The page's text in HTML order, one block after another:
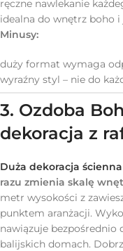
ręczne nawlekanie
idealna do wnętrz boho i
Minusy:
duży format wymaga
wyraźny styl – nie do
3. Ozdoba
dekoracja z
Duża dekoracja
razu zmienia skalę
metr wysokości z
punktem aranżacji.
nawiązuje
balijskich domach.